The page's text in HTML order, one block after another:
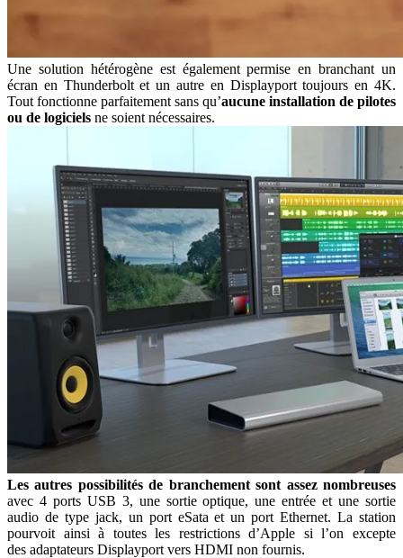
Une solution hétérogène est également permise en branchant un
écran en Thunderbolt et un autre en Displayport toujours en 4K.
Tout fonctionne parfaitement sans qu’aucune installation de pilotes
ou de logiciels ne soient nécessaires.
Les autres possibilités de branchement sont assez nombreuses
avec 4 ports USB 3, une sortie optique, une entrée et une sortie
audio de type jack, un port eSata et un port Ethernet. La station
pourvoit ainsi à toutes les restrictions d’Apple si l’on excepte
des adaptateurs Displayport vers HDMI non fournis.